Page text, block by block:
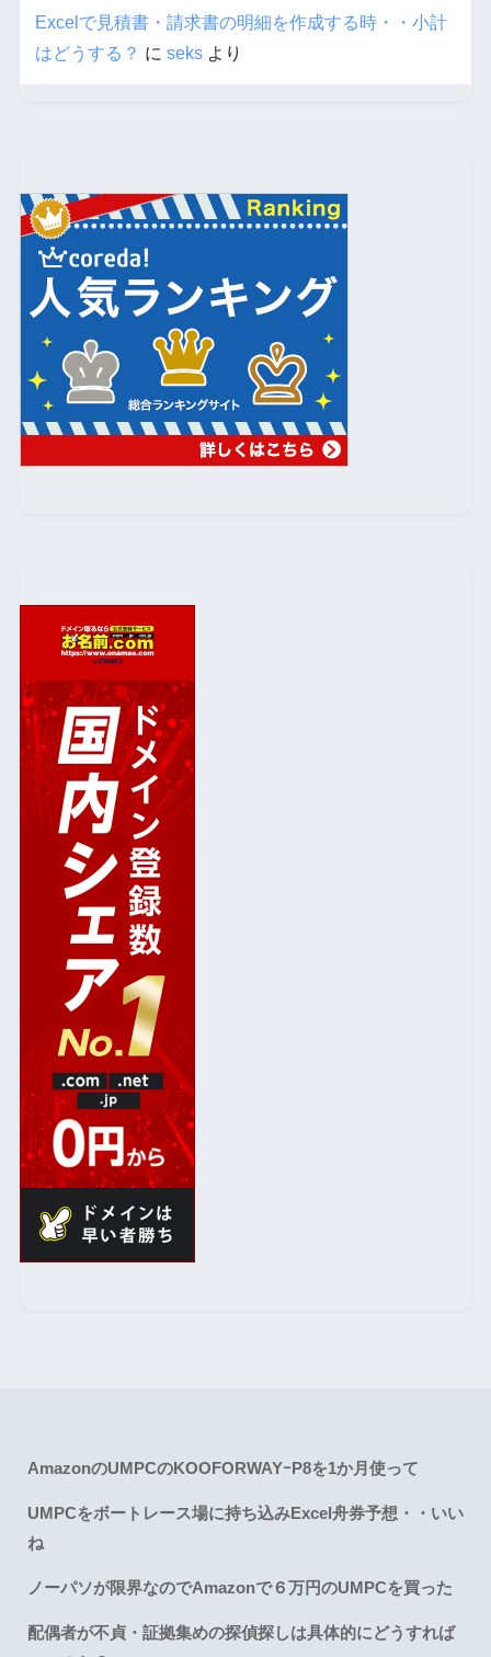
Excelで見積書・請求書の明細を作成する時・・小計
はどうする？ に seksより
AmazonのUMPCのKOOFORWAYｰP8を1か月使って
UMPCをボートレース場に持ち込みExcel舟券予想・・いい
ね
ノーパソが限界なのでAmazonで６万円のUMPCを買った
配偶者が不貞・証拠集めの探偵探しは具体的にどうすれば